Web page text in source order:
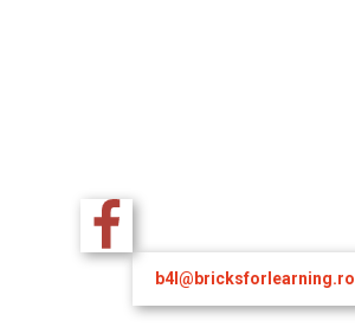
b4l@bricksforlearning.ro